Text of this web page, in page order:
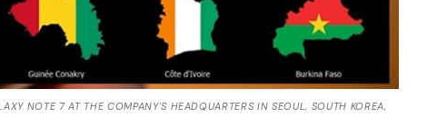
NOTE 7 AT THE COMPANY'S HEADQUARTERS IN SEOUL, SOUTH KOREA,